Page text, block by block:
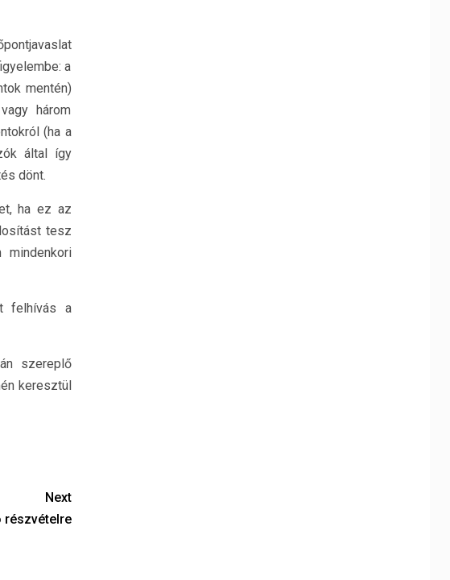
a
mentén)
három
(ha a
által így
dönt.
ha ez az
tesz
mindenkori
felhívás a
szereplő
keresztül
Next
részvételre